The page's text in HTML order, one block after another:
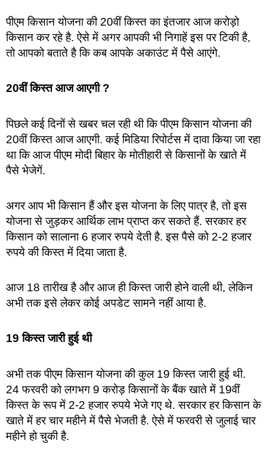
पीएम किसान योजना की 20वीं किस्त का इंतजार आज करोड़ो
किसान कर रहे है. ऐसे में अगर आपकी भी निगाहें इस पर टिकी है,
तो आपको बताते है कि कब आपके अकाउंट में पैसे आएंगे.
20वीं किस्त आज आएगी ?
पिछले कई दिनों से खबर चल रही थी कि पीएम किसान योजना की
20वीं किस्त आज आएगी. कई मिडिया रिपोर्टस में दावा किया जा रहा
था कि आज पीएम मोदी बिहार के मोतीहारी से किसानों के खाते में
पैसे भेजेगें.
अगर आप भी किसान हैं और इस योजना के लिए पात्र है, तो इस
योजना से जुड़कर आर्थिक लाभ प्राप्त कर सकते हैं. सरकार हर
किसान को सालाना 6 हजार रुपये देती है. इस पैसे को 2-2 हजार
रुपये की किस्त में दिया जाता है.
आज 18 तारीख है और आज ही किस्त जारी होने वाली थी, लेकिन
अभी तक इसे लेकर कोई अपडेट सामने नहीं आया है.
19 किस्त जारी हुई थी
अभी तक पीएम किसान योजना की कुल 19 किस्त जारी हुई थी.
24 फरवरी को लगभग 9 करोड़ किसानों के बैंक खाते में 19वीं
किस्त के रूप में 2-2 हजार रुपये भेजे गए थे. सरकार हर किसान के
खाते में हर चार महीने में पैसे भेजती है. ऐसे में फरवरी से जुलाई चार
महीने हो चुकी है.